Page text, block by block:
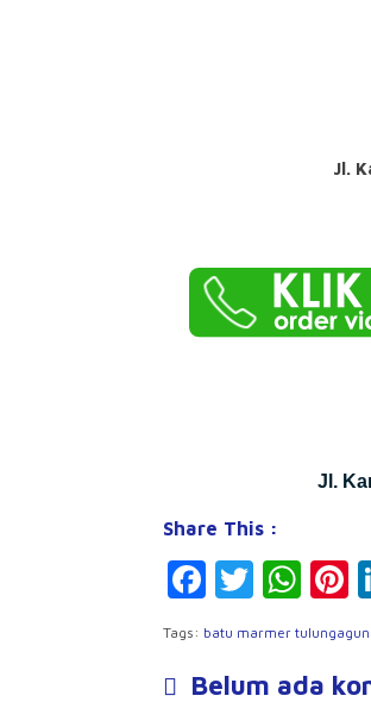
Jl.
Jl.
Share This :
Facebook
Tags: batu marmer
Belum ada